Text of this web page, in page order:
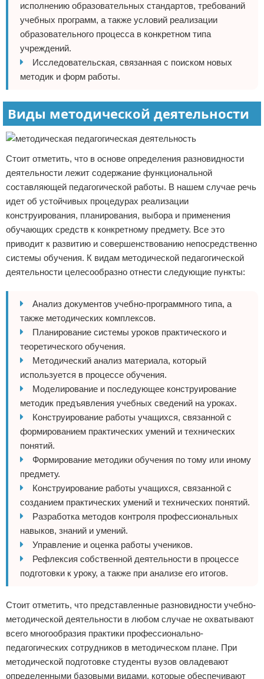
исполнению образовательных стандартов, требований
учебных программ, а также условий реализации
образовательного процесса в конкретном типа
учреждений.
Исследовательская, связанная с поиском новых
методик и форм работы.
Виды методической деятельности
Стоит отметить, что в основе определения разновидности
деятельности лежит содержание функциональной
составляющей педагогической работы. В нашем случае речь
идет об устойчивых процедурах реализации
конструирования, планирования, выбора и применения
обучающих средств к конкретному предмету. Все это
приводит к развитию и совершенствованию непосредственно
системы обучения. К видам методической педагогической
деятельности целесообразно отнести следующие пункты:
Анализ документов учебно-программного типа, а
также методических комплексов.
Планирование системы уроков практического и
теоретического обучения.
Методический анализ материала, который
используется в процессе обучения.
Моделирование и последующее конструирование
методик предъявления учебных сведений на уроках.
Конструирование работы учащихся, связанной с
формированием практических умений и технических
понятий.
Формирование методики обучения по тому или иному
предмету.
Конструирование работы учащихся, связанной с
созданием практических умений и технических понятий.
Разработка методов контроля профессиональных
навыков, знаний и умений.
Управление и оценка работы учеников.
Рефлексия собственной деятельности в процессе
подготовки к уроку, а также при анализе его итогов.
Стоит отметить, что представленные разновидности учебно-
методической деятельности в любом случае не охватывают
всего многообразия практики профессионально-
педагогических сотрудников в методическом плане. При
методической подготовке студенты вузов овладевают
определенными базовыми видами, которые обеспечивают